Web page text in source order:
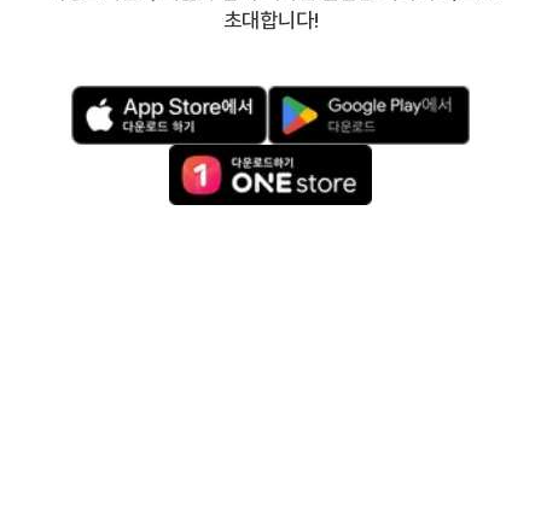
초대합니다!